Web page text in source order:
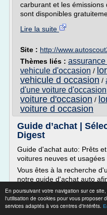
En poursuivant votre navigation sur ce
l'utilisation de cookies pour vous proposer
services adaptés à vos centres d'intérêts.
carburant et les
sont disponibles
Lire la suite
Site : http://
Thèmes liés :
vehicule d'occasion /
vehicule d occasion /
d'une voiture d'occasion
voiture d'occasion /
voiture d occasion
Guide d’achat |
Digest
Guide d'achat auto: Prêts
voitures neuves et usagées
Vous êtes à la recherche
notre guide d'achat auto
éclairée. Que vous
d'un concessionnaire, nous
conseils et stratégies à